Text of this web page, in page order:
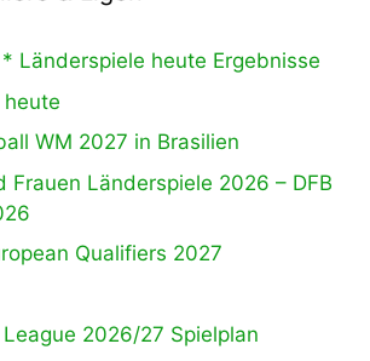
Länderspiele heute Ergebnisse
WM 2027 in Brasilien
Frauen Länderspiele 2026 – DFB
Qualifiers 2027
League 2026/27 Spielplan